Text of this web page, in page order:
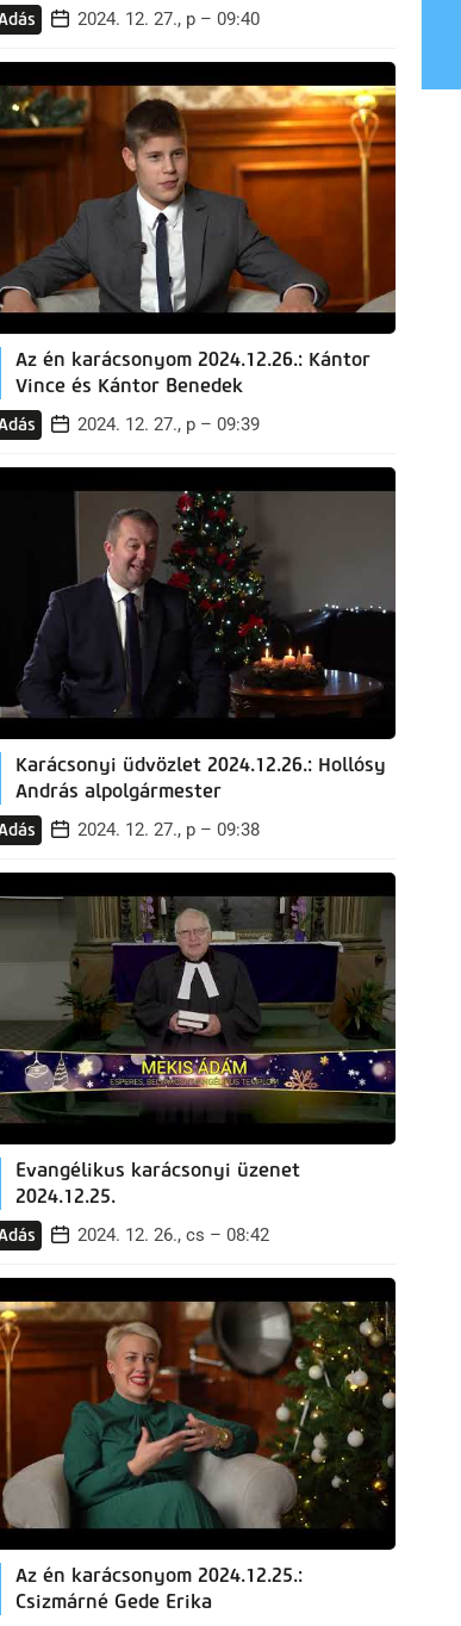
2024. 12. 27., p – 09:40
Az én karácsonyom 2024.12.26.: Kántor
Vince és Kántor Benedek
2024. 12. 27., p – 09:39
Karácsonyi üdvözlet 2024.12.26.: Hollósy
András alpolgármester
2024. 12. 27., p – 09:38
Evangélikus karácsonyi üzenet
2024.12.25.
2024. 12. 26., cs – 08:42
Az én karácsonyom 2024.12.25.:
Csizmárné Gede Erika